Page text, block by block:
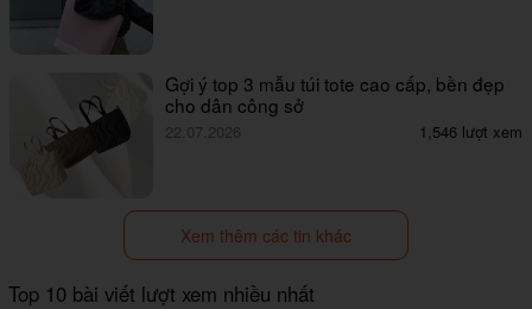
Gợi ý top 3 mẫu túi tote cao cấp, bền đẹp
cho dân công sở
22.07.2026 1,546 lượt xem
Xem thêm các tin khác
Top 10 bài viết lượt xem nhiều nhất